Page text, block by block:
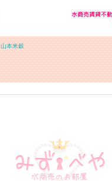
水商売賃貸不
山本米穀